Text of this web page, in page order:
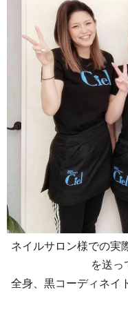
ネイルサロン様での実
を送っ
全身、黒コーディネイ